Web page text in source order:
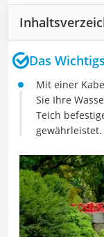
Das
Mit einer
Sie Ihre
Teich
gewährleistet.